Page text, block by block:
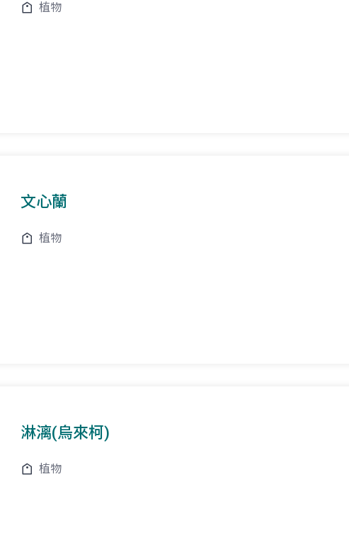
植物
文心蘭
植物
淋漓(烏來柯)
植物